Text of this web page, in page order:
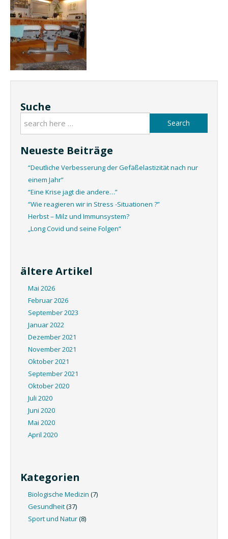
Suche
Search
Neueste Beiträge
“Deutliche Verbesserung der Gefäßelastizität nach nur
einem Jahr”
“Eine Krise jagt die andere…”
“Wie reagieren wir in Stress -Situationen ?”
Herbst – Milz und Immunsystem?
„Long Covid und seine Folgen“
ältere Artikel
Mai 2026
Februar 2026
September 2023
Januar 2022
Dezember 2021
November 2021
Oktober 2021
September 2021
Oktober 2020
Juli 2020
Juni 2020
Mai 2020
April 2020
Kategorien
Biologische Medizin (7)
Gesundheit(37)
Sport und Natur(8)